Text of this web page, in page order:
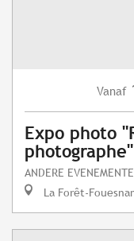
Vanaf
Expo photo
photographe"
ANDERE
La Forêt-